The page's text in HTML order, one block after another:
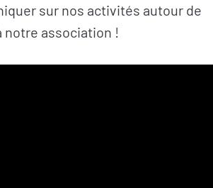
sur nos activités autour de
notre association !